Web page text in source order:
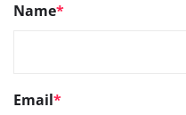
Name*
Email*